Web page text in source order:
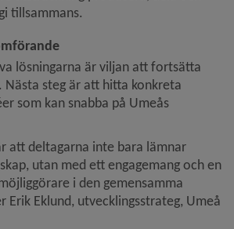
tillsammans.
lösningarna är viljan att fortsätta
Nästa steg är att hitta konkreta
som kan snabba på Umeås
att deltagarna inte bara lämnar
utan med ett engagemang och en
i den gemensamma
Erik Eklund, utvecklingsstrateg, Umeå